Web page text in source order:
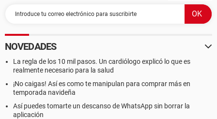
NOVEDADES
La regla de los 10 mil pasos. Un cardiólogo explicó lo que es
realmente necesario para la salud
¡No caigas! Así es como te manipulan para comprar más en
temporada navideña
Así puedes tomarte un descanso de WhatsApp sin borrar la
aplicación